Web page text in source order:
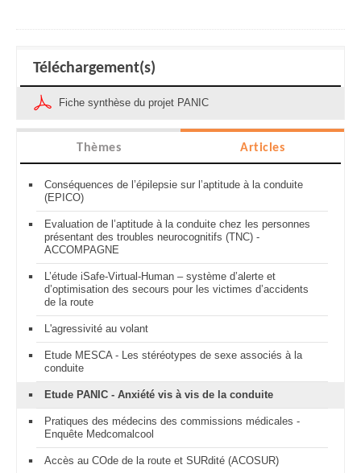
Téléchargement(s)
Fiche synthèse du projet PANIC
Thèmes Articles
Conséquences de l’épilepsie sur l’aptitude à la conduite
(EPICO)
Evaluation de l’aptitude à la conduite chez les personnes
présentant des troubles neurocognitifs (TNC) -
ACCOMPAGNE
L’étude iSafe-Virtual-Human – système d’alerte et
d’optimisation des secours pour les victimes d’accidents
de la route
L'agressivité au volant
Etude MESCA - Les stéréotypes de sexe associés à la
conduite
Etude PANIC - Anxiété vis à vis de la conduite
Pratiques des médecins des commissions médicales -
Enquête Medcomalcool
Accès au COde de la route et SURdité (ACOSUR)